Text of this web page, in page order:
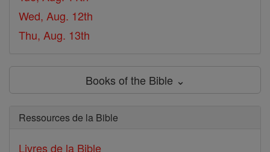
Wed, Aug. 12th
Thu, Aug. 13th
Books of the Bible ⌄
Ressources de la Bible
Livres de la Bible